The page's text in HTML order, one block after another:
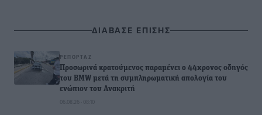
ΔΙΑΒΑΣΕ ΕΠΙΣΗΣ
ΡΕΠΟΡΤΆΖ
Προσωρινά κρατούμενος παραμένει ο 44χρονος οδηγός
του BMW μετά τη συμπληρωματική απολογία του
ενώπιον του Ανακριτή
06.08.26 · 08:10